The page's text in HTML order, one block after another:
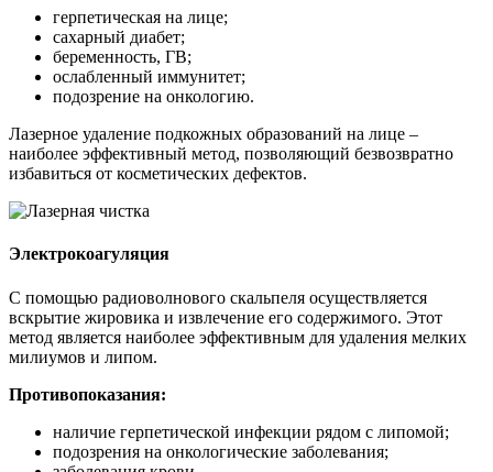
герпетическая на лице;
сахарный диабет;
беременность, ГВ;
ослабленный иммунитет;
подозрение на онкологию.
Лазерное удаление подкожных образований на лице –
наиболее эффективный метод, позволяющий безвозвратно
избавиться от косметических дефектов.
Электрокоагуляция
С помощью радиоволнового скальпеля осуществляется
вскрытие жировика и извлечение его содержимого. Этот
метод является наиболее эффективным для удаления мелких
милиумов и липом.
Противопоказания:
наличие герпетической инфекции рядом с липомой;
подозрения на онкологические заболевания;